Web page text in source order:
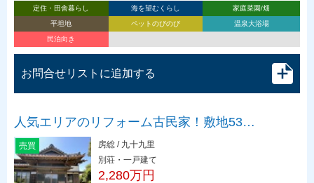
定住・田舎暮らし 海を望むくらし
家庭菜園/畑
平坦地
ペットのびのび
温泉大浴場
民泊向き
お問合せリストに追加する
人気エリアのリフォーム古民家！敷地53…
売買
房総 / 九十九里
別荘・一戸建て
2,280万円